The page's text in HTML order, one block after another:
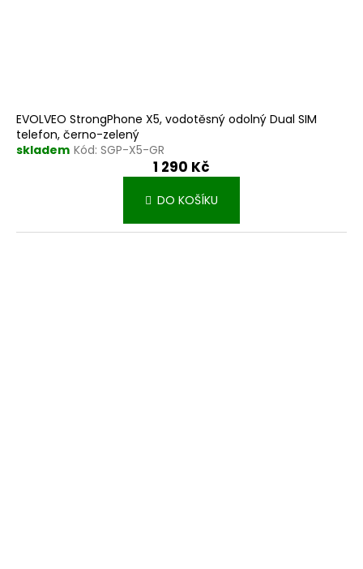
EVOLVEO StrongPhone X5, vodotěsný odolný Dual SIM
telefon, černo-zelený
skladem Kód: SGP-X5-GR
1 290 Kč
DO KOŠÍKU